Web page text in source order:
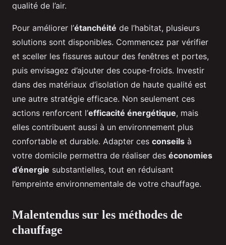
qualité de l’air.
Pour améliorer l’étanchéité de l’habitat, plusieurs
solutions sont disponibles. Commencez par vérifier
et sceller les fissures autour des fenêtres et portes,
puis envisagez d’ajouter des coupe-froids. Investir
dans des matériaux d’isolation de haute qualité est
une autre stratégie efficace. Non seulement ces
actions renforcent l’efficacité énergétique, mais
elles contribuent aussi à un environnement plus
confortable et durable. Adapter ces conseils à
votre domicile permettra de réaliser des économies
d’énergie substantielles, tout en réduisant
l’empreinte environnementale de votre chauffage.
Malentendus sur les méthodes de
chauffage